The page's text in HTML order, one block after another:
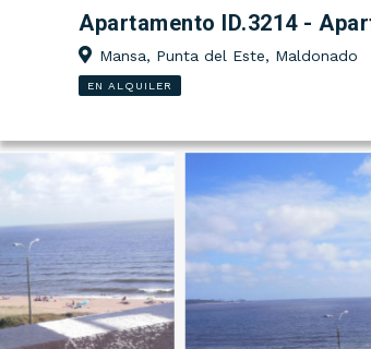
Apartamento ID.3214 -
Mansa, Punta del Este, Maldonado
EN ALQUILER